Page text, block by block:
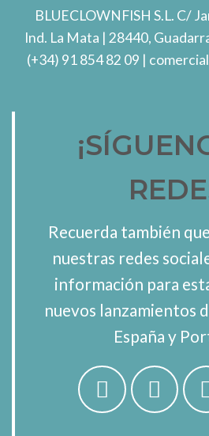
BLUECLOWNFISH S.L. C/
Ind. La Mata | 28440,
(+34) 91 854 82 09 |
Recuerda también
nuestras redes
información para
nuevos lanzamientos
España y